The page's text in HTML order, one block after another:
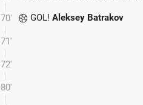
70' GOL! Aleksey Batrakov
71'
72'
80'